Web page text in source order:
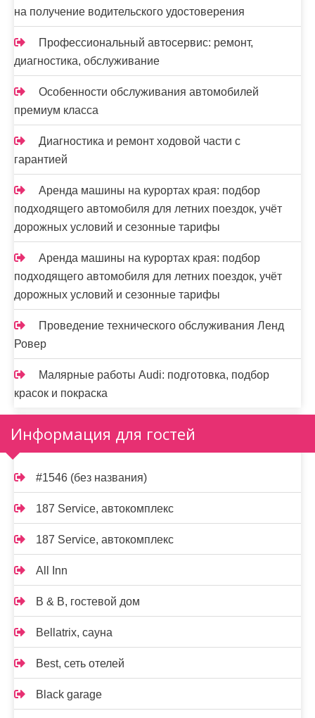
на получение водительского удостоверения
Профессиональный автосервис: ремонт,
диагностика, обслуживание
Особенности обслуживания автомобилей
премиум класса
Диагностика и ремонт ходовой части с
гарантией
Аренда машины на курортах края: подбор
подходящего автомобиля для летних поездок, учёт
дорожных условий и сезонные тарифы
Аренда машины на курортах края: подбор
подходящего автомобиля для летних поездок, учёт
дорожных условий и сезонные тарифы
Проведение технического обслуживания Ленд
Ровер
Малярные работы Audi: подготовка, подбор
красок и покраска
Информация для гостей
#1546 (без названия)
187 Service, автокомплекс
187 Service, автокомплекс
All Inn
B & B, гостевой дом
Bellatrix, сауна
Best, сеть отелей
Black garage